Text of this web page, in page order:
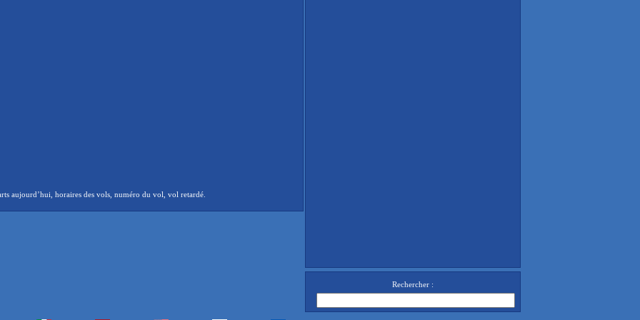
aujourd’hui, horaires des vols, numéro du vol, vol retardé.
Rechercher :